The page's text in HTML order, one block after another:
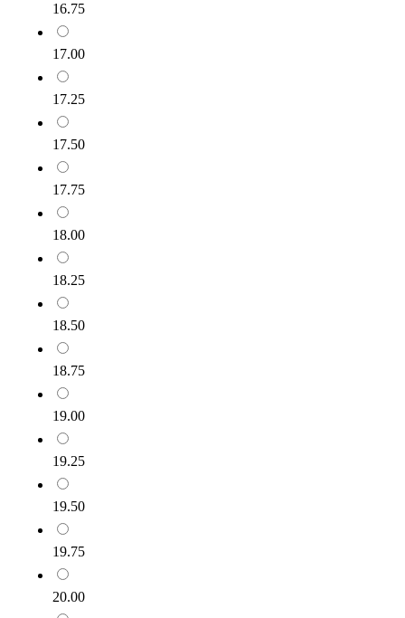
16.75
17.00
17.25
17.50
17.75
18.00
18.25
18.50
18.75
19.00
19.25
19.50
19.75
20.00